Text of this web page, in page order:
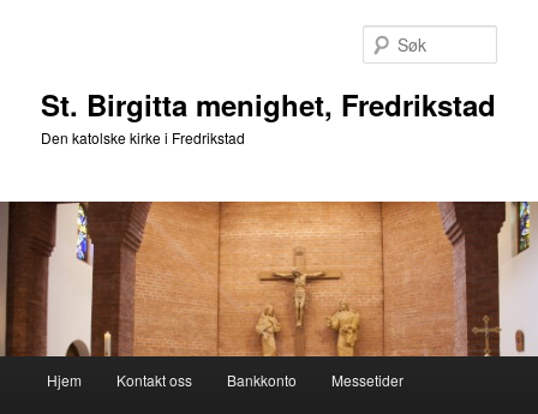
St. Birgitta menighet, Fredrikstad
Den katolske kirke i Fredrikstad
Hjem Kontakt oss Bankkonto Messetider